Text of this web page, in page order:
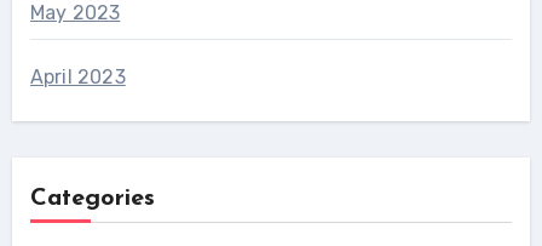
May 2023
April 2023
Categories